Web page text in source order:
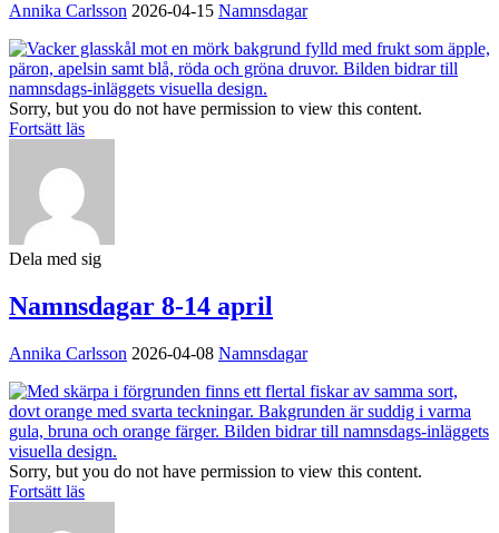
Annika Carlsson 2026-04-15 Namnsdagar
Sorry, but you do not have permission to view this content.
Fortsätt läs
Dela med sig
Namnsdagar 8-14 april
Annika Carlsson 2026-04-08 Namnsdagar
Sorry, but you do not have permission to view this content.
Fortsätt läs